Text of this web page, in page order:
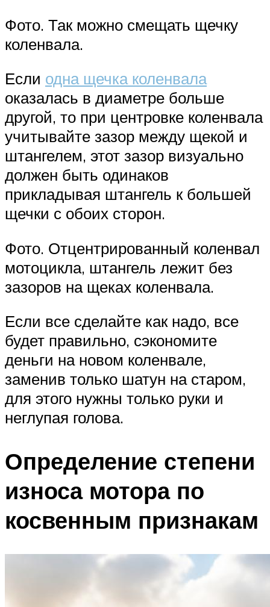
Фото. Так можно смещать щечку
коленвала.
Если одна щечка коленвала
оказалась в диаметре больше
другой, то при центровке коленвала
учитывайте зазор между щекой и
штангелем, этот зазор визуально
должен быть одинаков
прикладывая штангель к большей
щечки с обоих сторон.
Фото. Отцентрированный коленвал
мотоцикла, штангель лежит без
зазоров на щеках коленвала.
Если все сделайте как надо, все
будет правильно, сэкономите
деньги на новом коленвале,
заменив только шатун на старом,
для этого нужны только руки и
неглупая голова.
Определение степени
износа мотора по
косвенным признакам